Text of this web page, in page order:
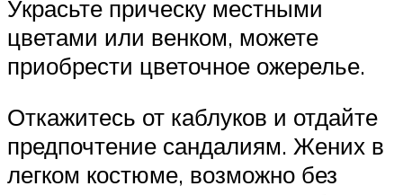
Украсьте прическу местными
цветами или венком, можете
приобрести цветочное ожерелье.
Откажитесь от каблуков и отдайте
предпочтение сандалиям. Жених в
легком костюме, возможно без